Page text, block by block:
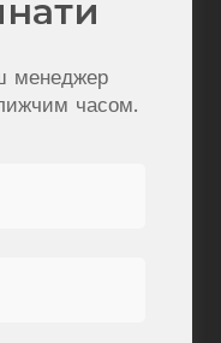
менеджер
часом.